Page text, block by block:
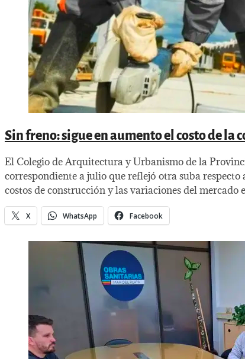
Sin freno: sigue en aumento el costo de la
El Colegio de Arquitectura y Urbanismo de la
correspondiente a julio que reflejó otra suba
costos de construcción y las variaciones del mercado
X WhatsApp Facebook